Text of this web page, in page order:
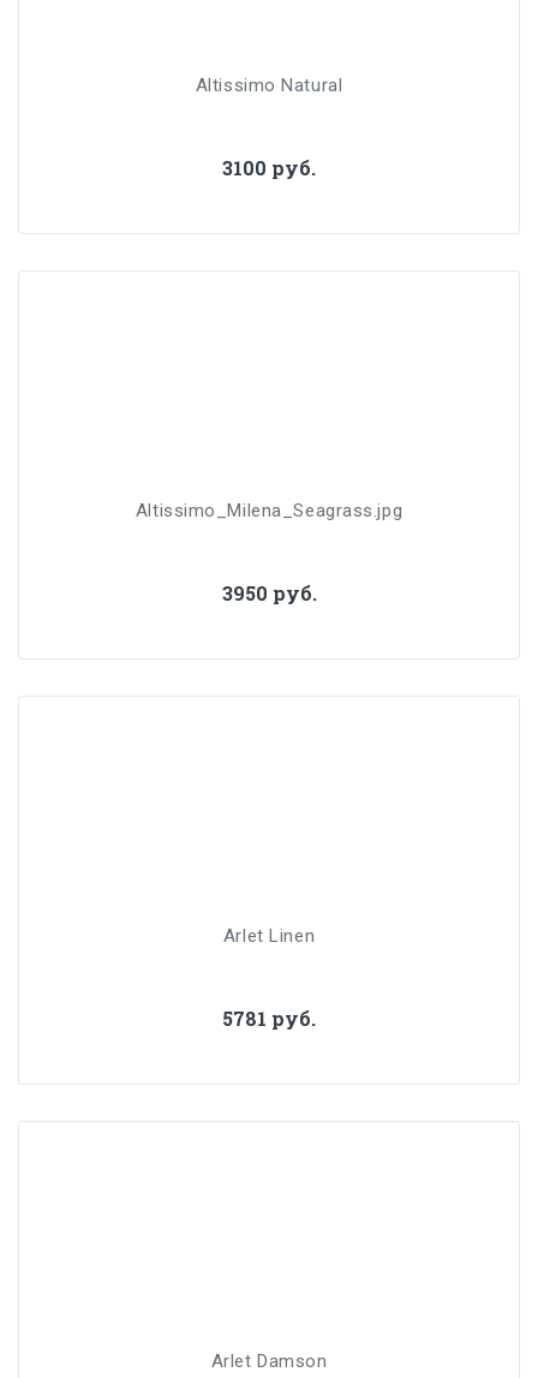
Altissimo Natural
3100 руб.
Altissimo_Milena_Seagrass.jpg
3950 руб.
Arlet Linen
5781 руб.
Arlet Damson